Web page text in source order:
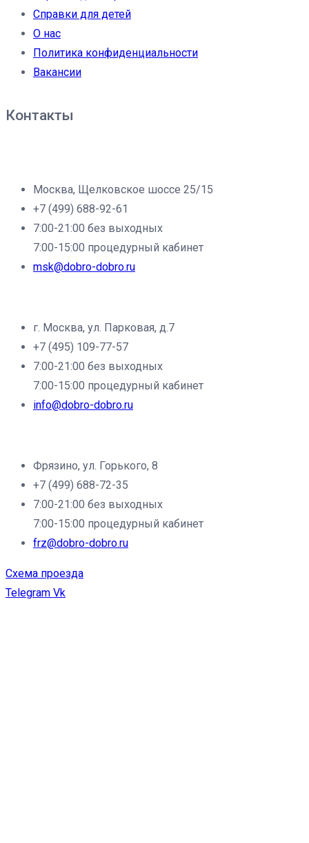
Справки для детей
О нас
Политика конфиденциальности
Вакансии
Контакты
Москва, Щелковское шоссе 25/15
+7 (499) 688-92-61
7:00-21:00 без выходных
7:00-15:00 процедурный кабинет
msk@dobro-dobro.ru
г. Москва, ул. Парковая, д.7
+7 (495) 109-77-57
7:00-21:00 без выходных
7:00-15:00 процедурный кабинет
info@dobro-dobro.ru
Фрязино, ул. Горького, 8
+7 (499) 688-72-35
7:00-21:00 без выходных
7:00-15:00 процедурный кабинет
frz@dobro-dobro.ru
Схема проезда
Telegram Vk